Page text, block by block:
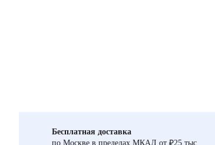
Бесплатная доставка
по Москве в пределах МКАД от ₽25 тыс